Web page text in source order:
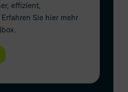
effizient,
Sie hier mehr